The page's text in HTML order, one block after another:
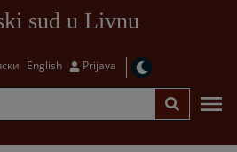
sud u Livnu
English Prijava